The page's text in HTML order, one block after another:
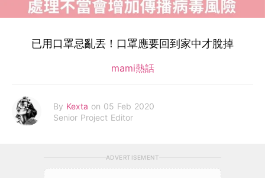
已用口罩忌亂丟！口罩應要回到家中才脫掉
mami熱話
By Kexta on 05 Feb 2020
Senior Project Editor
ADVERTISEMENT